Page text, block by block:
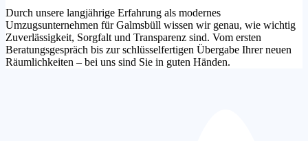
Durch unsere langjährige Erfahrung als modernes
Umzugsunternehmen für Galmsbüll wissen wir genau, wie wichtig
Zuverlässigkeit, Sorgfalt und Transparenz sind. Vom ersten
Beratungsgespräch bis zur schlüsselfertigen Übergabe Ihrer neuen
Räumlichkeiten – bei uns sind Sie in guten Händen.